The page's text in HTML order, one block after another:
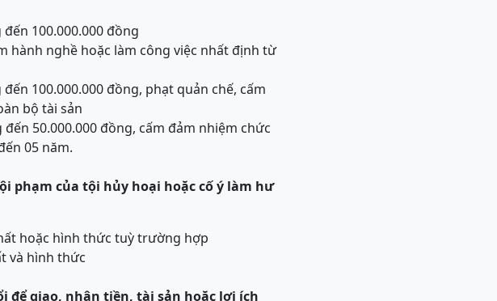
100.000.000 đồng
hành nghề hoặc làm công việc nhất định từ
100.000.000 đồng, phạt quản chế, cấm
bộ tài sản
50.000.000 đồng, cấm đảm nhiệm chức
05 năm.
phạm của tội hủy hoại hoặc cố ý làm hư
hoặc hình thức tuỳ trường hợp
và hình thức
đểgiao, nhận tiền, tài sản hoặc lợi ích